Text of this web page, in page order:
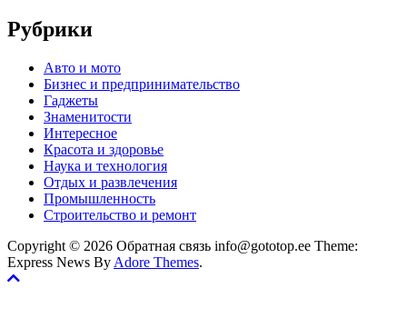
Рубрики
Авто и мото
Бизнес и предпринимательство
Гаджеты
Знаменитости
Интересное
Красота и здоровье
Наука и технология
Отдых и развлечения
Промышленность
Строительство и ремонт
Copyright © 2026 Обратная связь info@gototop.ee Theme:
Express News By Adore Themes.